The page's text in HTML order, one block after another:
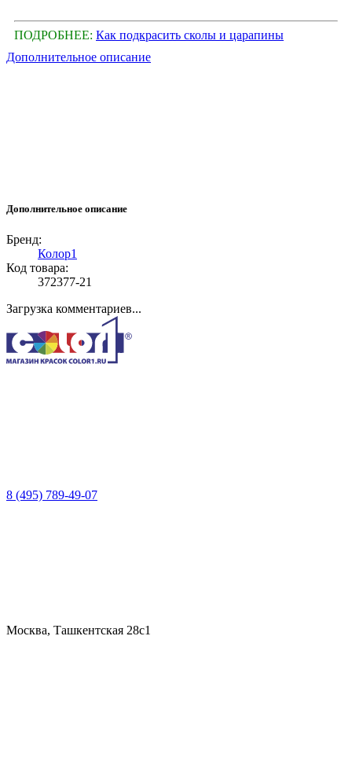
ПОДРОБНЕЕ: Как подкрасить сколы и царапины
Дополнительное описание
Дополнительное описание
Бренд:
Колор1
Код товара:
372377-21
Загрузка комментариев...
8 (495) 789-49-07
Москва, Ташкентская 28с1